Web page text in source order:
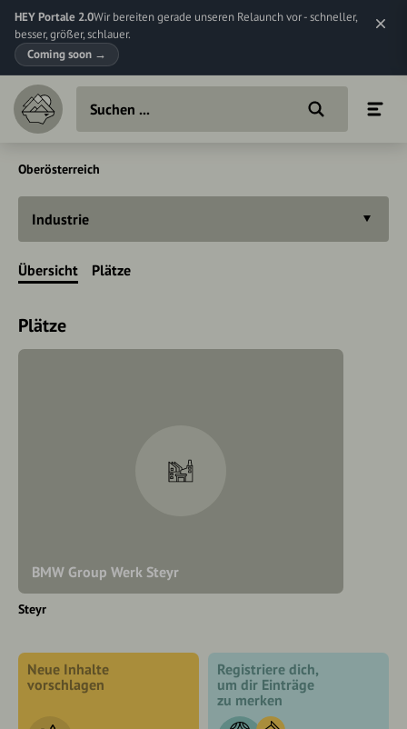
HEY Portale 2.0Wir bereiten gerade unseren Relaunch vor - schneller,
besser, größer, schlauer.
Coming soon →
Oberösterreich
Industrie
Übersicht Plätze
Plätze
BMW Group Werk Steyr
Steyr
Neue Inhalte
vorschlagen
Registriere dich,
um dir Einträge
zu merken